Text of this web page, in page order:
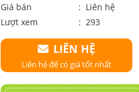
Giá bán
: Liên hệ
Lượt xem
: 293
LIÊN HỆ
Liên hệ để có giá tốt nhất